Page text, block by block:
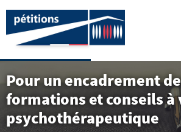
Pour un encadrement
formations et conseils à
psychothérapeutique